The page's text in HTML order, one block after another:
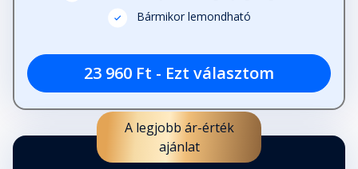
Bármikor lemondható
23 960 Ft - Ezt választom
A legjobb ár-érték
ajánlat